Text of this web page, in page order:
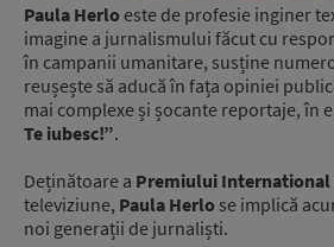
Paula Herlo este de profesie inginer
imagine a jurnalismului făcut cu
în campanii umanitare, susține
reușește să aducă în fața opiniei
mai complexe și șocante reportaje, în
Te iubesc!”.
Deținătoare a Premiului International
televiziune, Paula Herlo se implică
noi generații de jurnaliști.